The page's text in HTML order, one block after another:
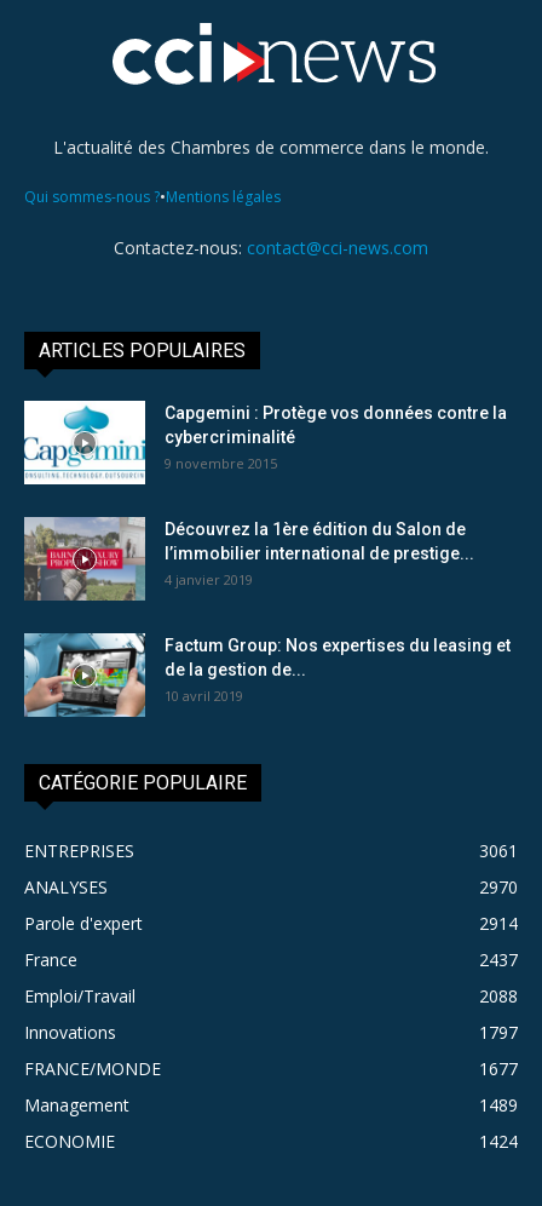
L'actualité des Chambres de commerce dans le monde.
Qui sommes-nous ?•Mentions légales
Contactez-nous: contact@cci-news.com
ARTICLES POPULAIRES
Capgemini : Protège vos données contre la
cybercriminalité
9 novembre 2015
Découvrez la 1ère édition du Salon de
l’immobilier international de prestige...
4 janvier 2019
Factum Group: Nos expertises du leasing et
de la gestion de...
10 avril 2019
CATÉGORIE POPULAIRE
ENTREPRISES
3061
ANALYSES
2970
Parole d'expert
2914
France
2437
Emploi/Travail
2088
Innovations
1797
FRANCE/MONDE
1677
Management
1489
ECONOMIE
1424